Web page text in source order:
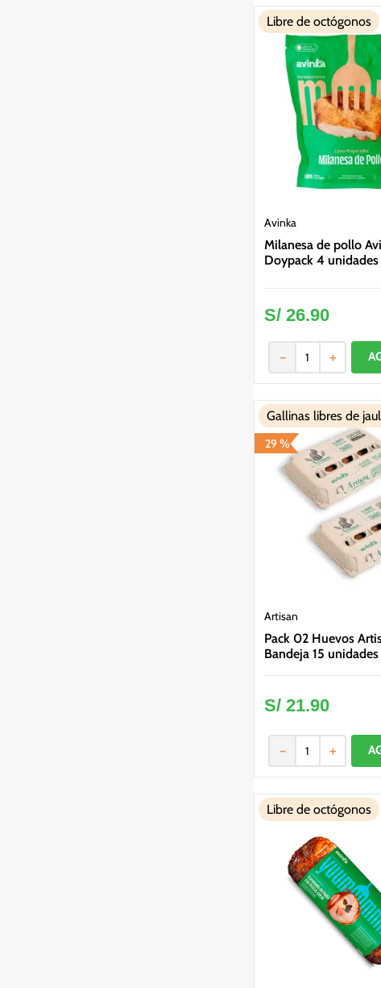
Libre de octógonos
Avinka
Milanesa de pollo
Doypack 4 unidades
S/ 26.90
＋
－
29 %
Gallinas libres de
Artisan
Pack 02 Huevos
Bandeja 15 unidades
S/ 21.90
＋
－
Libre de octógonos